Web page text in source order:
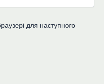
для наступного